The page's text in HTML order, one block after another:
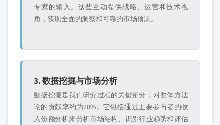
专家的输入。这些互动提供战略、运营和技术视
角，实现全面的洞察和可靠的市场预测。
3. 数据挖掘与市场分析
数据挖掘是我们研究过程的关键部分，对整体方法
论的贡献率约为20%。它包括通过主要参与者的收
入份额分析来分析市场结构、识别行业趋势和评估